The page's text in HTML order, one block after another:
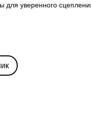
для уверенного